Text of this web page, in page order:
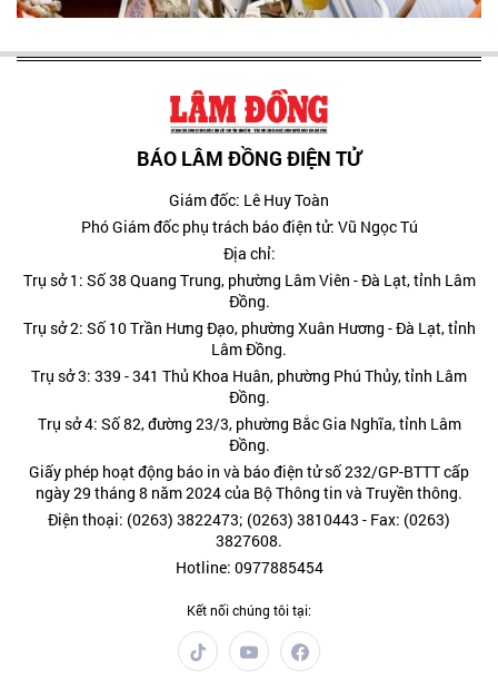
BÁO LÂM ĐỒNG ĐIỆN TỬ
Giám đốc: Lê Huy Toàn
Phó Giám đốc phụ trách báo điện tử: Vũ Ngọc Tú
Địa chỉ:
Trụ sở 1: Số 38 Quang Trung, phường Lâm Viên - Đà Lạt, tỉnh Lâm
Đồng.
Trụ sở 2: Số 10 Trần Hưng Đạo, phường Xuân Hương - Đà Lạt, tỉnh
Lâm Đồng.
Trụ sở 3: 339 - 341 Thủ Khoa Huân, phường Phú Thủy, tỉnh Lâm
Đồng.
Trụ sở 4: Số 82, đường 23/3, phường Bắc Gia Nghĩa, tỉnh Lâm
Đồng.
Giấy phép hoạt động báo in và báo điện tử số 232/GP-BTTT cấp
ngày 29 tháng 8 năm 2024 của Bộ Thông tin và Truyền thông.
Điện thoại: (0263) 3822473; (0263) 3810443 - Fax: (0263)
3827608.
Hotline: 0977885454
Kết nối chúng tôi tại: